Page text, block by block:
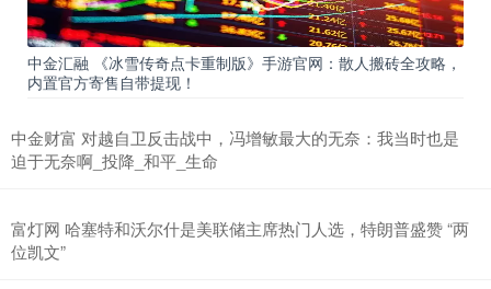
中金汇融 《冰雪传奇点卡重制版》手游官网：散人搬砖全攻略，
内置官方寄售自带提现！
中金财富 对越自卫反击战中，冯增敏最大的无奈：我当时也是
迫于无奈啊_投降_和平_生命
富灯网 哈塞特和沃尔什是美联储主席热门人选，特朗普盛赞 “两
位凯文”